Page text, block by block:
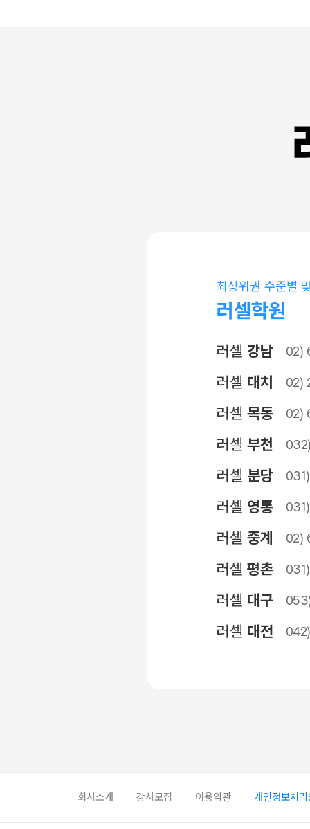
최상위권 수준별
러셀학원
러셀 강남 02)
러셀 대치 02)
러셀목동 02)
러셀부천
러셀 분당
러셀 영통
러셀중계 02)
러셀평촌
러셀 대구
러셀 대전
회사소개 강사모집 이용약관 개인정보처